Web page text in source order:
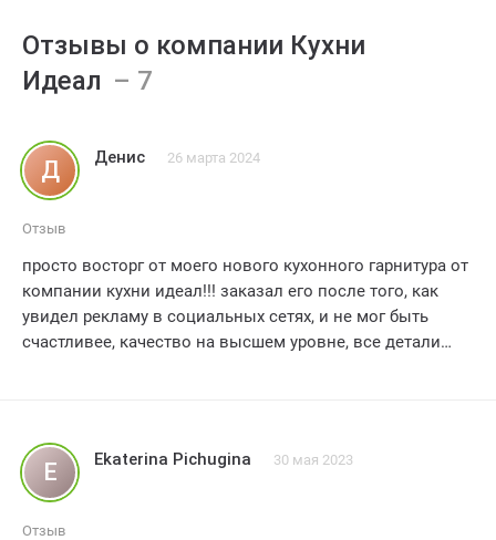
Отзывы о компании Кухни
Идеал
Д Денис 26 марта 2024
Отзыв
просто восторг от моего нового кухонного гарнитура от
компании кухни идеал!!! заказал его после того, как
увидел рекламу в социальных сетях, и не мог быть
счастливее, качество на высшем уровне, все детали
E Ekaterina Pichugina 30 мая 2023
Отзыв